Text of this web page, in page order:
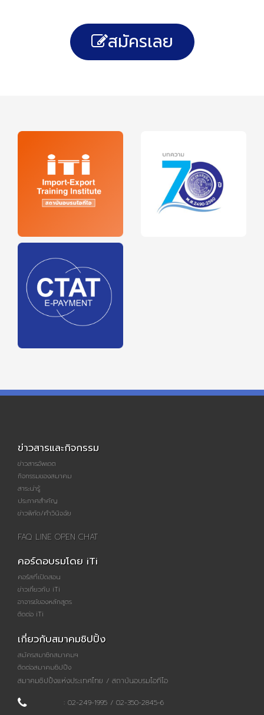
สมัครเลย
ข่าวสารและกิจกรรม
ข่าวสารอัพเดต
กิจกรรมของสมาคม
สาระน่ารู้
ประกาศสำคัญ
ข่าวพิกัด/คำวินิจฉัย
FAQ LINE OPEN CHAT
คอร์ดอบรมโดย iTi
คอร์สที่เปิดสอน
ข่าวเกี่ยวกับ iTi
อาจารย์ของหลักสูตร
ติดต่อ iTi
เกี่ยวกับสมาคมชิปปิ้ง
สมัครสมาชิกสมาคมฯ
ติดต่อสมาคมชิปปิ้ง
สมาคมชิปปิ้งแห่งประเทศไทย / สถาบันอบรมไอทีไอ
: 02-249-1995 / 02-350-2845-6